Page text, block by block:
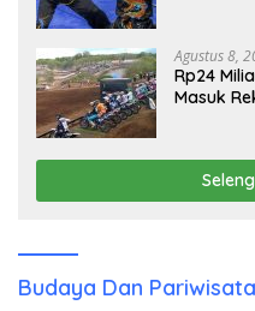
Agustus 8,
Rp24
Masuk
Budaya Dan Pariwisata